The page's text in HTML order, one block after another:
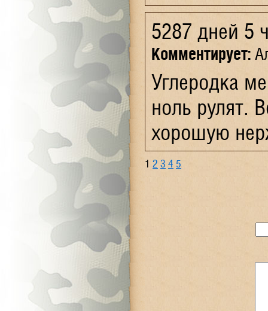
5287 дней 5
Комментирует:
Углеродка
ноль рулят.
хорошую
1 2 3 4 5